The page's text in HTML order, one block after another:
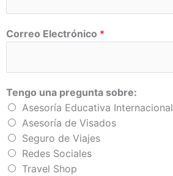
Correo Electrónico *
Tengo una pregunta sobre:
Asesoría Educativa Internacional
Asesoría de Visados
Seguro de Viajes
Redes Sociales
Travel Shop